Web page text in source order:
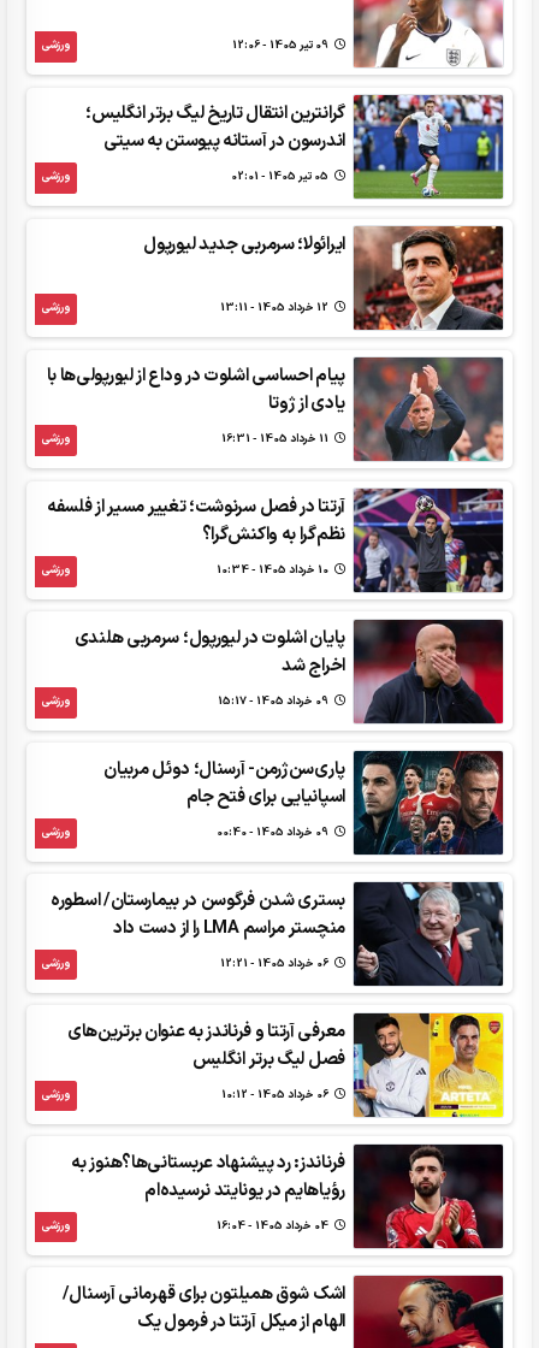
ورزشی
گرانترین انتقال تاریخ لیگ برتر انگلیس؛
اندرسون در آستانه پیوستن به سیتی
ورزشی
ایرائولا؛ سرمربی جدید لیورپول
ورزشی
پیام احساسی اشلوت در وداع از لیورپولی‌ها با
یادی از ژوتا
ورزشی
آرتتا در فصل سرنوشت؛ تغییر مسیر از فلسفه
نظم‌گرا به واکنش‌گرا؟
ورزشی
پایان اشلوت در لیورپول؛ سرمربی هلندی
اخراج شد
ورزشی
پاری‌سن‌ژرمن- آرسنال؛ دوئل مربیان
اسپانیایی برای فتح جام
ورزشی
بستری شدن فرگوسن در بیمارستان/ اسطوره
منچستر مراسم LMA را از دست داد
ورزشی
معرفی آرتتا و فرناندز به عنوان برترین‌های
فصل لیگ برتر انگلیس
ورزشی
فرناندز: رد پیشنهاد عربستانی‌ها؟هنوز به
رؤیاهایم در یونایتد نرسیده‌ام
ورزشی
اشک شوق همیلتون برای قهرمانی آرسنال/
الهام از میکل آرتتا در فرمول یک